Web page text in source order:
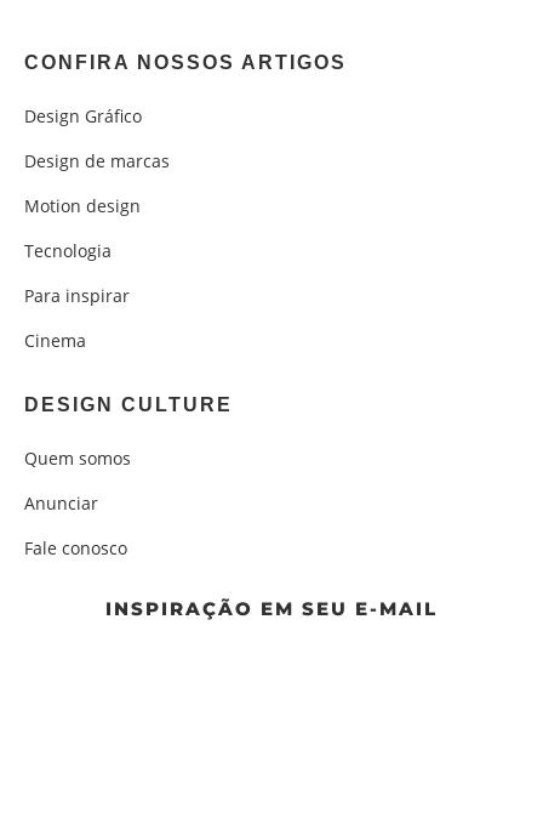
CONFIRA NOSSOS ARTIGOS
Design Gráfico
Design de marcas
Motion design
Tecnologia
Para inspirar
Cinema
DESIGN CULTURE
Quem somos
Anunciar
Fale conosco
INSPIRAÇÃO EM SEU E-MAIL